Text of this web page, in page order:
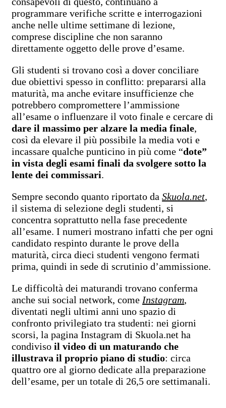
programmare verifiche scritte e interrogazioni
anche nelle ultime settimane di lezione,
comprese discipline che non saranno
direttamente oggetto delle prove d’esame.
Gli studenti si trovano così a dover conciliare
due obiettivi spesso in conflitto: prepararsi alla
maturità, ma anche evitare insufficienze che
potrebbero compromettere l’ammissione
all’esame o influenzare il voto finale e cercare di
dare il massimo per alzare la media finale,
così da elevare il più possibile la media voti e
incassare qualche punticino in più come “dote”
in vista degli esami finali da svolgere sotto la
lente dei commissari.
Sempre secondo quanto riportato da Skuola.net,
il sistema di selezione degli studenti, si
concentra soprattutto nella fase precedente
all’esame. I numeri mostrano infatti che per ogni
candidato respinto durante le prove della
maturità, circa dieci studenti vengono fermati
prima, quindi in sede di scrutinio d’ammissione.
Le difficoltà dei maturandi trovano conferma
anche sui social network, come Instagram,
diventati negli ultimi anni uno spazio di
confronto privilegiato tra studenti: nei giorni
scorsi, la pagina Instagram di Skuola.net ha
condiviso il video di un maturando che
illustrava il proprio piano di studio: circa
quattro ore al giorno dedicate alla preparazione
dell’esame, per un totale di 26,5 ore settimanali.